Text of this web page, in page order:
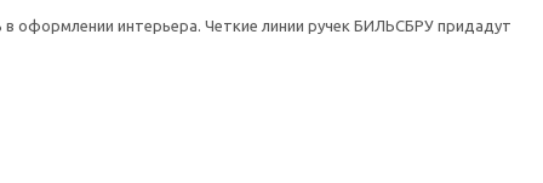
оформлении интерьера. Четкие линии ручек БИЛЬСБРУ придадут